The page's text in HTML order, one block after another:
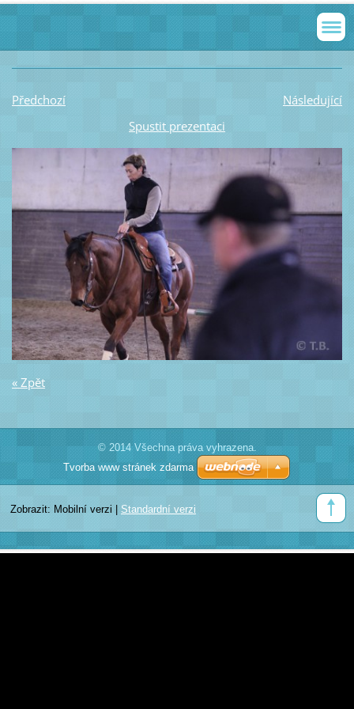
Předchozí
Následující
Spustit prezentaci
« Zpět
© 2014 Všechna práva vyhrazena.
Tvorba www stránek zdarma
Zobrazit: Mobilní verzi | Standardní verzi